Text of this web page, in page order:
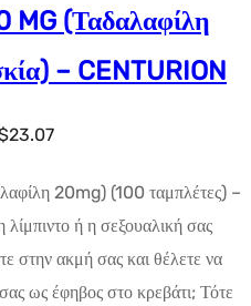
MG (Ταδαλαφίλη
– CENTURION
23.07
20mg) (100 ταμπλέτες) –
ή η σεξουαλική σας
στην ακμή σας και θέλετε να
ως έφηβος στο κρεβάτι; Τότε